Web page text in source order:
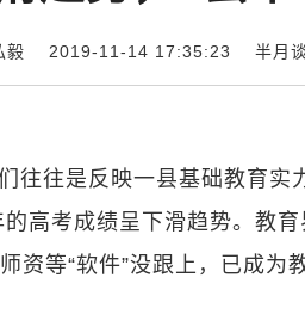
毅 2019-11-14 17:35:23 半月谈
往是反映一县基础教育实力
高考成绩呈下滑趋势。教
资等“软件”没跟上，已成为